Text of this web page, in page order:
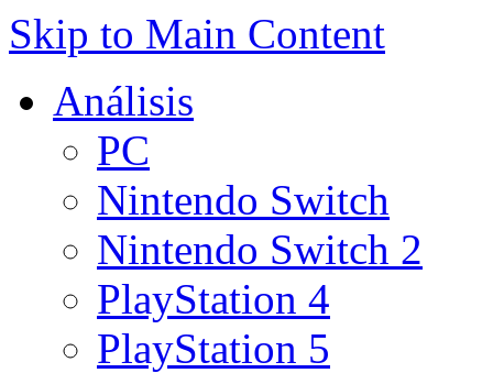
Skip to Main Content
Análisis
PC
Nintendo Switch
Nintendo Switch 2
PlayStation 4
PlayStation 5